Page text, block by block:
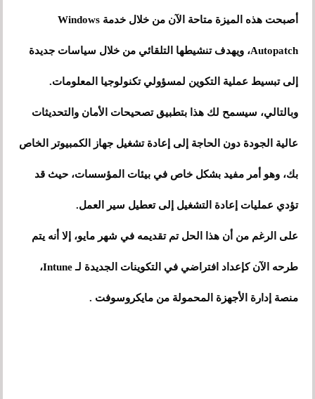
أصبحت هذه الميزة متاحة الآن من خلال خدمة Windows
Autopatch، ويهدف تنشيطها التلقائي من خلال سياسات جديدة
إلى تبسيط عملية التكوين لمسؤولي تكنولوجيا المعلومات.
وبالتالي، سيسمح لك هذا بتطبيق تصحيحات الأمان والتحديثات
عالية الجودة دون الحاجة إلى إعادة تشغيل جهاز الكمبيوتر الخاص
بك، وهو أمر مفيد بشكل خاص في بيئات المؤسسات، حيث قد
تؤدي عمليات إعادة التشغيل إلى تعطيل سير العمل.
على الرغم من أن هذا الحل تم تقديمه في شهر مايو، إلا أنه يتم
طرحه الآن كإعداد افتراضي في التكوينات الجديدة لـ Intune،
منصة إدارة الأجهزة المحمولة من مايكروسوفت .